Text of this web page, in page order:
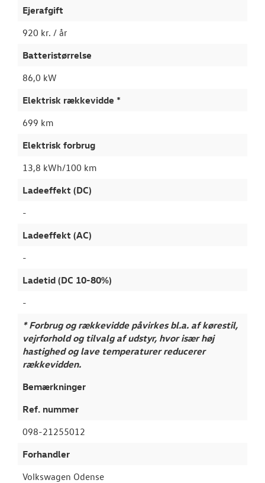
Ejerafgift
920 kr. / år
Batteristørrelse
86,0 kW
Elektrisk rækkevidde *
699 km
Elektrisk forbrug
13,8 kWh/100 km
Ladeeffekt (DC)
-
Ladeeffekt (AC)
-
Ladetid (DC 10-80%)
-
* Forbrug og rækkevidde påvirkes bl.a. af kørestil,
vejrforhold og tilvalg af udstyr, hvor især høj
hastighed og lave temperaturer reducerer
rækkevidden.
Bemærkninger
Ref. nummer
098-21255012
Forhandler
Volkswagen Odense